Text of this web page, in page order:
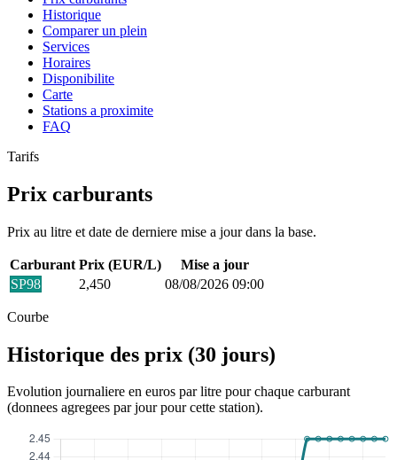
Historique
Comparer un plein
Services
Horaires
Disponibilite
Carte
Stations a proximite
FAQ
Tarifs
Prix carburants
Prix au litre et date de derniere mise a jour dans la base.
Carburant Prix (EUR/L)
Mise a jour
SP98
2,450 08/08/2026 09:00
Courbe
Historique des prix (30 jours)
Evolution journaliere en euros par litre pour chaque carburant
(donnees agregees par jour pour cette station).